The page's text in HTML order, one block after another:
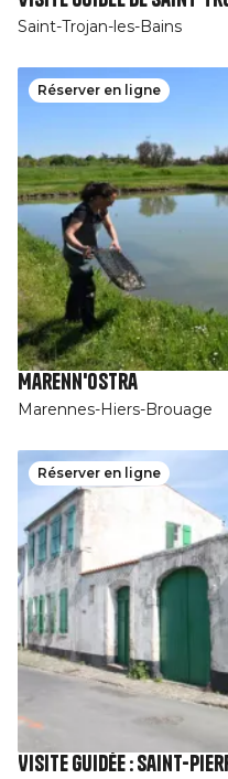
Saint-Trojan-les-Bains
Réserver en ligne
Marenn'Ostra
Marennes-Hiers-Brouage
Réserver en ligne
Visite guidée : Saint-